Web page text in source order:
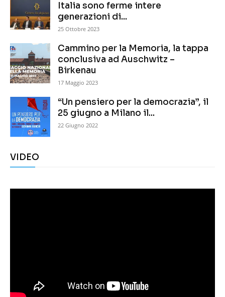
Italia sono ferme intere
generazioni di...
25 Ottobre 2023
Cammino per la Memoria, la tappa
conclusiva ad Auschwitz –
Birkenau
17 Maggio 2023
“Un pensiero per la democrazia”, il
25 giugno a Milano il...
22 Giugno 2022
VIDEO